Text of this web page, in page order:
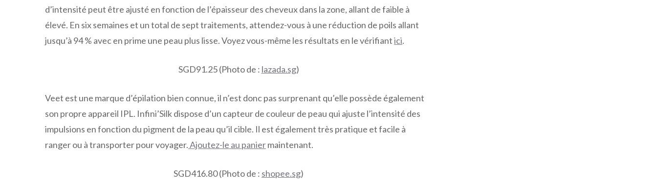
d’intensité peut être ajusté en fonction de l’épaisseur des cheveux dans la zone, allant de faible à
élevé. En six semaines et un total de sept traitements, attendez-vous à une réduction de poils allant
jusqu’à 94 % avec en prime une peau plus lisse. Voyez vous-même les résultats en le vérifiantici.
SGD91.25 (Photo de : lazada.sg)
Veet est une marque d’épilation bien connue, il n’est donc pas surprenant qu’elle possède également
son propre appareil IPL. Infini’Silk dispose d’un capteur de couleur de peau qui ajuste l’intensité des
impulsions en fonction du pigment de la peau qu’il cible. Il est également très pratique et facile à
ranger ou à transporter pour voyager.Ajoutez-le au paniermaintenant.
SGD416.80 (Photo de : shopee.sg)